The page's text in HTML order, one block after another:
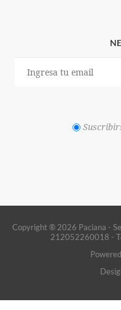
Copyright ® 2026 Paciana -
212052260018 -